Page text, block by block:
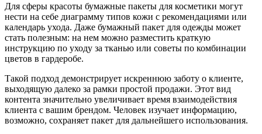
Для сферы красоты бумажные пакеты для косметики могут
нести на себе диаграмму типов кожи с рекомендациями или
календарь ухода. Даже бумажный пакет для одежды может
стать полезным: на нем можно разместить краткую
инструкцию по уходу за тканью или советы по комбинации
цветов в гардеробе.
Такой подход демонстрирует искреннюю заботу о клиенте,
выходящую далеко за рамки простой продажи. Этот вид
контента значительно увеличивает время взаимодействия
клиента с вашим брендом. Человек изучает информацию,
возможно, сохраняет пакет для дальнейшего использования.